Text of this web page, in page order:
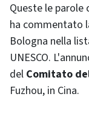
Queste le
ha commentato
Bologna nella
UNESCO.
del Comitato
Fuzhou, in Cina.